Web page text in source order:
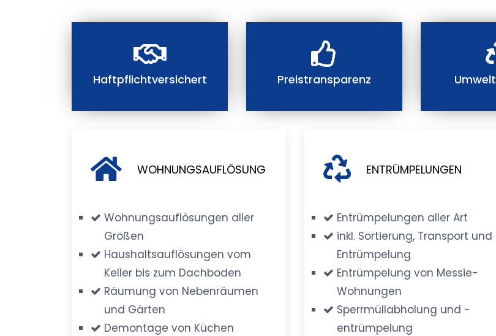
Haftpflichtversichert Preistransparenz
WOHNUNGSAUFLÖSUNG
Wohnungsauflösungen aller
Größen
Haushaltsauflösungen vom
Keller bis zum Dachboden
Räumung von Nebenräumen
und Gärten
Demontage von Küchen
ENTRÜMPELUNGEN
Entrümpelungen aller Art
inkl. Sortierung, Transport und
Entrümpelung
Entrümpelung von Messie-
Wohnungen
Sperrmüllabholung und -
entrümpelung